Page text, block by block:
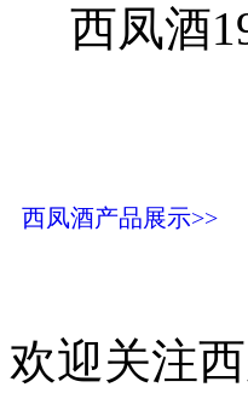
西凤酒
西凤酒产品展示>>
欢迎关注